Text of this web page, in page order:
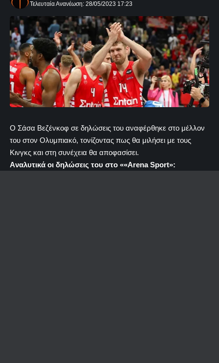
Τελευταία Ανανέωση: 28/05/2023 17:23
O Σάσα Βεζένκοφ σε δηλώσεις του αναφέρθηκε στο μέλλον
του στον Ολυμπιακό, τονίζοντας πως θα μιλήσει με τους
Κινγκς και στη συνέχεια θα αποφασίσει.
Aναλυτικά οι δηλώσεις του στο ««Arena Sport»: